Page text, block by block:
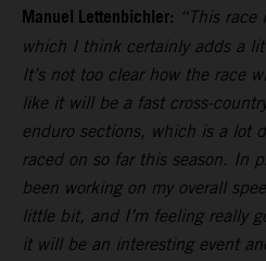
Manuel Lettenbichler: “This race
which I think certainly adds a
It’s not too clear how the race
like it will be a fast cross-
enduro sections, which is a lot
raced on so far this season. In
been working on my overall
little bit, and I’m feeling really
it will be an interesting event